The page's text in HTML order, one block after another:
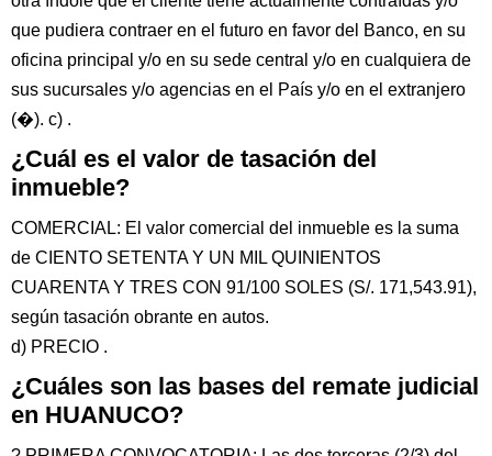
que pudiera contraer en el futuro en favor del Banco, en su
oficina principal y/o en su sede central y/o en cualquiera de
sus sucursales y/o agencias en el País y/o en el extranjero
(�). c) .
¿Cuál es el valor de tasación del
inmueble?
COMERCIAL: El valor comercial del inmueble es la suma
de CIENTO SETENTA Y UN MIL QUINIENTOS
CUARENTA Y TRES CON 91/100 SOLES (S/. 171,543.91),
según tasación obrante en autos.
d) PRECIO .
¿Cuáles son las bases del remate judicial
en HUANUCO?